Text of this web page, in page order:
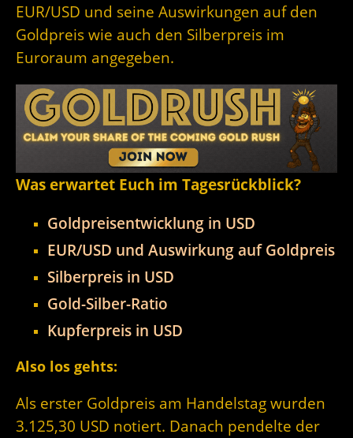
EUR/USD und seine Auswirkungen auf den
Goldpreis wie auch den Silberpreis im
Euroraum angegeben.
Was erwartet Euch im Tagesrückblick?
Goldpreisentwicklung in USD
EUR/USD und Auswirkung auf Goldpreis
Silberpreis in USD
Gold-Silber-Ratio
Kupferpreis in USD
Also los gehts:
Als erster Goldpreis am Handelstag wurden
3.125,30 USD notiert. Danach pendelte der